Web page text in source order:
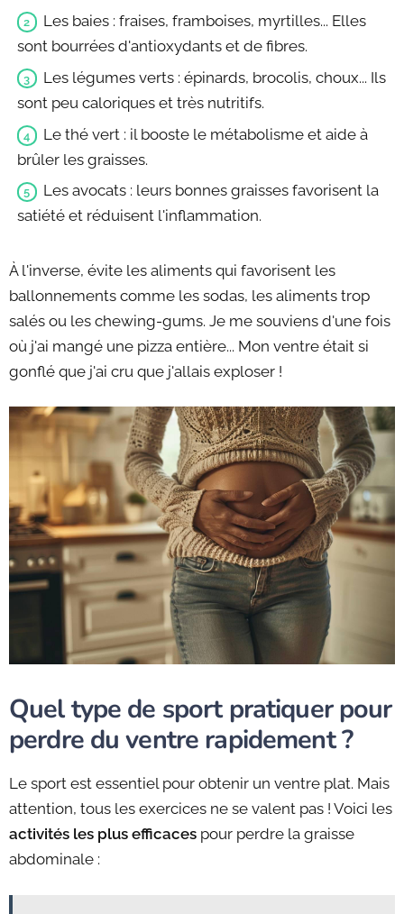
Les baies : fraises, framboises, myrtilles... Elles
sont bourrées d'antioxydants et de fibres.
Les légumes verts : épinards, brocolis, choux... Ils
sont peu caloriques et très nutritifs.
Le thé vert : il booste le métabolisme et aide à
brûler les graisses.
Les avocats : leurs bonnes graisses favorisent la
satiété et réduisent l'inflammation.
À l'inverse, évite les aliments qui favorisent les
ballonnements comme les sodas, les aliments trop
salés ou les chewing-gums. Je me souviens d'une fois
où j'ai mangé une pizza entière... Mon ventre était si
gonflé que j'ai cru que j'allais exploser !
Quel type de sport pratiquer pour
perdre du ventre rapidement ?
Le sport est essentiel pour obtenir un ventre plat. Mais
attention, tous les exercices ne se valent pas ! Voici les
activités les plus efficaces pour perdre la graisse
abdominale :